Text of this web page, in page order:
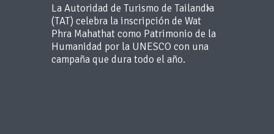
La Autoridad de Turismo de Tailandia
(TAT) celebra la inscripción de Wat
Phra Mahathat como Patrimonio de la
Humanidad por la UNESCO con una
campaña que dura todo el año.